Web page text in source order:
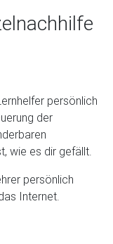
persönlich
der
wie es dir gefällt.
persönlich
Internet.